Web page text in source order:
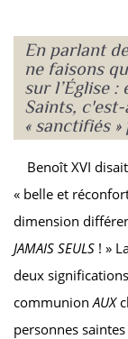
En parlant
ne faisons
sur l’Église :
Saints,
« sanctifiés »
Benoît XVI
« belle et
dimension
JAMAIS SEULS ! »
deux
communionAUX
personnes